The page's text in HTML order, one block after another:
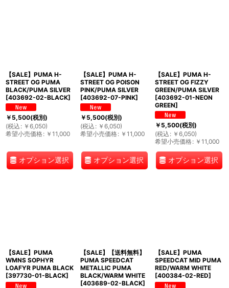
【SALE】PUMA H-
STREET OG PUMA
BLACK/PUMA SILVER
[403692-02-BLACK]
￥5,500(税別)
(税込 : ￥ 6,050)
希望小売価格: ￥ 11,000
オプション選択
【SALE】PUMA H-
STREET OG POISON
PINK/PUMA SILVER
[403692-07-PINK]
￥5,500(税別)
(税込 : ￥ 6,050)
希望小売価格: ￥ 11,000
オプション選択
【SALE】PUMA H-
STREET OG FIZZY
GREEN/PUMA SILVER
[403692-01-NEON
GREEN]
￥5,500(税別)
(税込 : ￥ 6,050)
希望小売価格: ￥ 11,000
オプション選択
【SALE】PUMA
WMNS SOPHYR
LOAFYR PUMA BLACK
[397730-01-BLACK]
【SALE】【送料無料】
PUMA SPEEDCAT
METALLIC PUMA
BLACK/WARM WHITE
[403689-02-BLACK]
【SALE】PUMA
SPEEDCAT MID PUMA
RED/WARM WHITE
[400384-02-RED]